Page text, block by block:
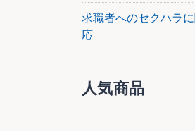
求職者へのセクハラ
応
人気商品